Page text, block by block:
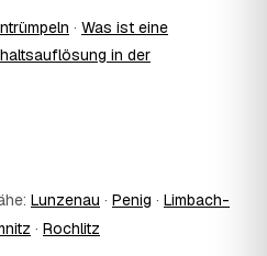
und zur besenreinen Abnahme
einen Entsorgungs- bzw.
die fachgerechte Entsorgung.
der Hausstand in Burgstädt
in Burgstädt frei?
Tage, in vielen Regionen
· Was ist eine
in der
Lunzenau · Penig · Limbach-
· Rochlitz